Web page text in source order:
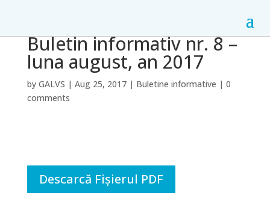
Buletin informativ nr. 8 –
luna august, an 2017
by GALVS | Aug 25, 2017| Buletine informative | 0
comments
Descarcă Fișierul PDF